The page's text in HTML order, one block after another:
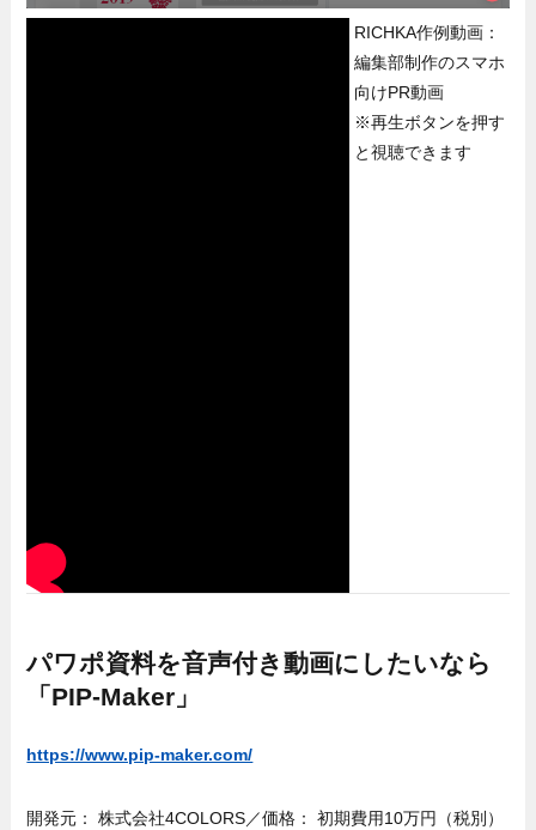
RICHKA作例動画：
編集部制作のスマホ
向けPR動画
※再生ボタンを押す
と視聴できます
パワポ資料を音声付き動画にしたいなら
「PIP-Maker」
https://www.pip-maker.com/
開発元： 株式会社4COLORS／価格： 初期費用10万円（税別）